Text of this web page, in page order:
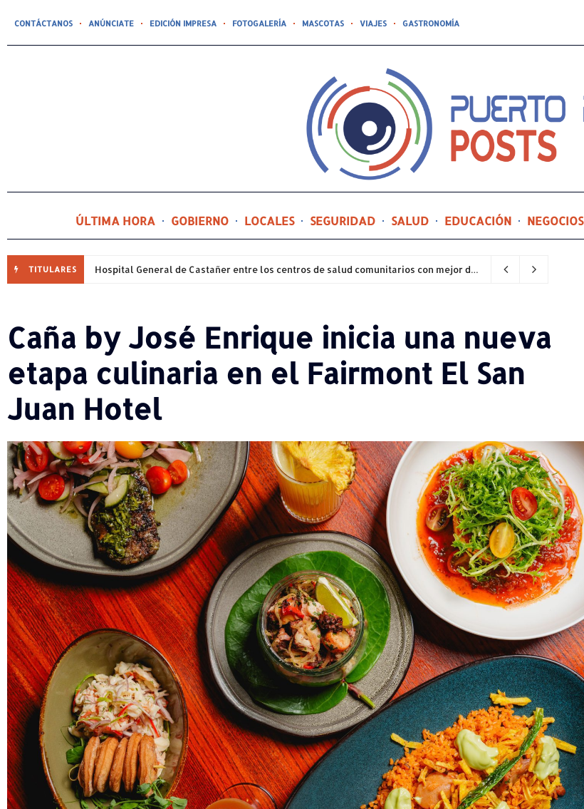
CONTÁCTANOS ANÚNCIATE EDICIÓN IMPRESA FOTOGALERÍA MASCOTAS VIAJES GASTRONOMÍA
ÚLTIMA HORA GOBIERNO LOCALES SEGURIDAD SALUD EDUCACIÓN NEGOCIOS
TITULARES Hospital General de Castañer entre los centros de salud comunitarios con mejor desempeño clínico de Estados Unidos
Caña by José Enrique inicia una nueva
etapa culinaria en el Fairmont El San
Juan Hotel